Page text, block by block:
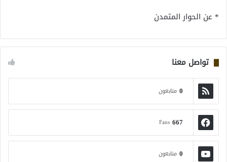
* عن الحوار المتمدن
تواصل معنا
0 متابعون
667
Fans
0 متابعون